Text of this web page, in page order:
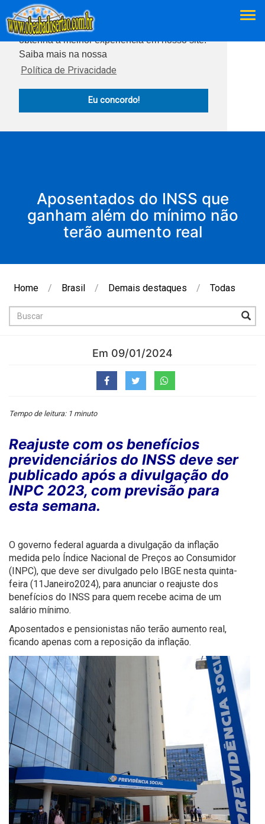
Este site usa cookies para garantir que você
obtenha a melhor experiência em nosso site.
Saiba mais na nossa
Política de Privacidade
Eu concordo!
Aposentados do INSS que
ganham além do mínimo não
terão aumento real
Home / Brasil / Demais destaques / Todas
Buscar
Em 09/01/2024
Tempo de leitura: 1 minuto
Reajuste com os benefícios
previdenciários do INSS deve ser
publicado após a divulgação do
INPC 2023, com previsão para
esta semana.
O governo federal aguarda a divulgação da inflação
medida pelo Índice Nacional de Preços ao Consumidor
(INPC), que deve ser divulgado pelo IBGE nesta quinta-
feira (11Janeiro2024), para anunciar o reajuste dos
benefícios do INSS para quem recebe acima de um
salário mínimo.
Aposentados e pensionistas não terão aumento real,
ficando apenas com a reposição da inflação.